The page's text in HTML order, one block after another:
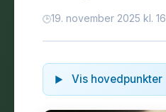
19. november 2025 kl.
Vis hovedpunkter